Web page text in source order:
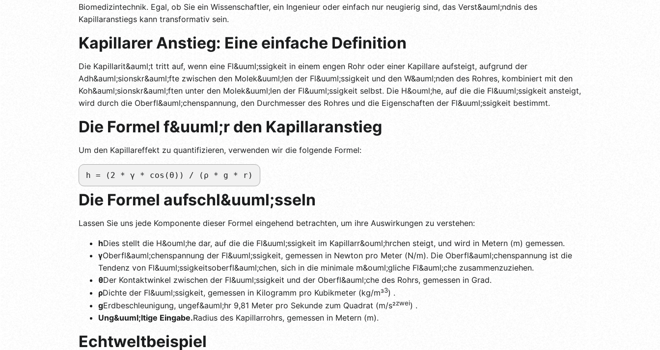
Biomedizintechnik. Egal, ob Sie ein Wissenschaftler, ein Ingenieur oder einfach nur neugierig sind, das Verst&auml;ndnis des
Kapillaranstiegs kann transformativ sein.
Kapillarer Anstieg: Eine einfache Definition
Die Kapillarit&auml;t tritt auf, wenn eine Fl&uuml;ssigkeit in einem engen Rohr oder einer Kapillare aufsteigt, aufgrund der
Adh&auml;sionskr&auml;fte zwischen den Molek&uuml;len der Fl&uuml;ssigkeit und den W&auml;nden des Rohres, kombiniert mit den
Koh&auml;sionskr&auml;ften unter den Molek&uuml;len der Fl&uuml;ssigkeit selbst. Die H&ouml;he, auf die die Fl&uuml;ssigkeit ansteigt,
wird durch die Oberfl&auml;chenspannung, den Durchmesser des Rohres und die Eigenschaften der Fl&uuml;ssigkeit bestimmt.
Die Formel f&uuml;r den Kapillaranstieg
Um den Kapillareffekt zu quantifizieren, verwenden wir die folgende Formel:
h = (2 * γ * cos(θ)) / (ρ * g * r)
Die Formel aufschl&uuml;sseln
Lassen Sie uns jede Komponente dieser Formel eingehend betrachten, um ihre Auswirkungen zu verstehen:
hDies stellt die H&ouml;he dar, auf die die Fl&uuml;ssigkeit im Kapillarr&ouml;hrchen steigt, und wird in Metern (m) gemessen.
γOberfl&auml;chenspannung der Fl&uuml;ssigkeit, gemessen in Newton pro Meter (N/m). Die Oberfl&auml;chenspannung ist die
Tendenz von Fl&uuml;ssigkeitsoberfl&auml;chen, sich in die minimale m&ouml;gliche Fl&auml;che zusammenzuziehen.
θDer Kontaktwinkel zwischen der Fl&uuml;ssigkeit und der Oberfl&auml;che des Rohrs, gemessen in Grad.
ρDichte der Fl&uuml;ssigkeit, gemessen in Kilogramm pro Kubikmeter (kg/m³3) .
gErdbeschleunigung, ungef&auml;hr 9,81 Meter pro Sekunde zum Quadrat (m/s²zwei) .
Ung&uuml;ltige Eingabe.Radius des Kapillarrohrs, gemessen in Metern (m).
Echtweltbeispiel